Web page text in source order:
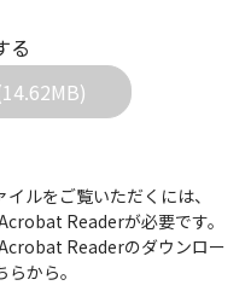
ん。また、ファイ
行わないでくださ
ドの仕様書、およ
ードファイルにつ
の権利は、アイコ
る
イルをご覧いただくには、
Readerが必要です。
Readerのダウンロー
らから。